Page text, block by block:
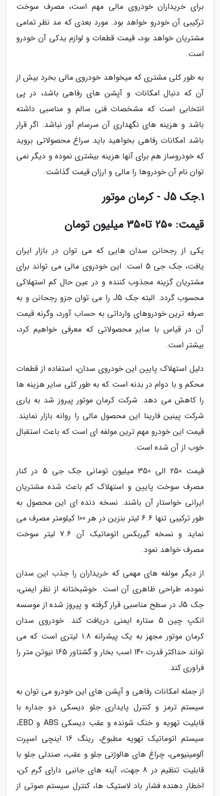
برای خریداران خودروی مالی مهم است، مصرف سوخت
ترکیبی آن خودرو خواهد بود. مورد بعدی که مد نظر تمامی
مشتریان خواهد بود، قیمت قطعات و لوازم یدکی آن خودرو
است.
به طور کلی مشتری که میخواهد خودروی مالی بخرد بیش از
آن که دنبال امکانات و آپشن های رفاهی باشد، در پی
انتخابی است که مشخصات فنی سالم و مناسبی داشته
باشد و هزینه های نگهداری آن سرسام آور نباشد. اگر قرار
باشد امکانات رفاهی بخواهید باید سراغ محصولاتی بروید
که خودروساز هم برای آنها هزینه بیشتری نموده و دیگر نمی
توان نام آن خودروها را مالی و ارزان قیمت گذاشت.
1.جک J5 - کرمان موتور
قیمت: 250 تا350 میلیون تومان
یکی از رجحانن سدان هایی که می توان در بازار ایران
یافت، جک جی 5 است. این خودروی مالی می تواند برای
مشتریان گزینه مجذوب کننده و در عین حال کم استهلاکی
محسوب گردد. البته جک J5 را می توان جزو رجحانن و به
صرفه ترین خودروهای وارداتی به حساب آورد، وگرنه قیمت
آن در قیاس با سایر محصولاتی که معرفی خواهیم کرد،
بیشتر است.
دلیل استهلاک پایین این خودروی سدان، استفاده از قطعات
محکم و با دوام در بدنه است که به طور کلی سایر هزینه ها
را کاهش می دهد. شرکت کرمان موتور پیروز شد به یاری
شرکت پینین فارینا این محصول مالی را روانه بازار نمایند.
قیمت این خودرو مهم ترین مولفه ای است که باعث استقبال
خوب از آن شده است.
قیمت 250 الی 350 میلیون تومانی جک جی 5 در کنار
مصرف سوخت پایین و استهلاک کم باعث شده مشتریان
ایرانی خواستار آن باشند. نسخه دنده ای این محصول به
طور ترکیبی تنها 6.6 لیتر بنزین در هر 100 کیلومتر مصرف می
نماید و نسخه گیربکس اتوماتیک آن 7.6 لیتر سوخت
مصرف خواهد نمود.
از دیگر مولفه های مهمی که خریداران را جذب این سدان
نموده، طراحی ظاهری آن است. خوشبختانه از نظر ایمنی،
جک J5 در سطح مناسبی قرار گرفته و پیروز شده از موسسه
انکپ چین 5 ستاره ایمنی دریافت کند. خودروی سدان
کرمان موتور مجهز به یک پیشرانه 1.8 لیتری است که می
تواند حداکثر قدرت 140 اسب بخار و گشتاور 165 نیوتن متر را
فراوری کند.
از جمله امکانات رفاهی و آپشن های این خودرو می توان به
سیستم ترمز و کنترل پایداری جلو دیسکی دو جداره با
قابلیت تهویه و خنک شونده و عقب دیسکی ABS و EBD،
سیستم اتوماتیک تهویه مطبوع، رینگ 16 اینچی اسپرت
آلومینیومی، چراغ های هالوژنی جلو و عقب، صندلی جلو با
قابلیت تنظیم در 8 جهت، آینه های جانبی دارای گرم کن،
اخطار دهنده فشار باد لاستیک ها، کنترل سیستم صوتی از